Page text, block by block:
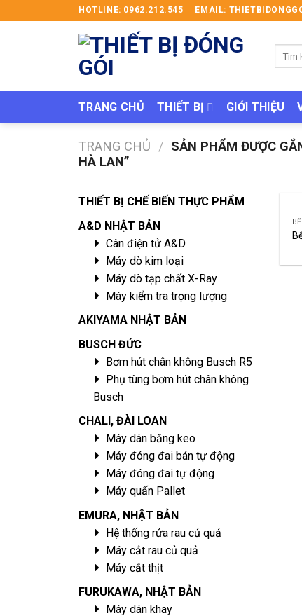
to
HOTLINE: 0962.212.545 EMAIL:
TRANG CHỦ THIẾT BỊ GIỚI THIỆU
TRANG CHỦ / SẢN PHẨM ĐƯỢC
HÀ LAN”
THIẾT BỊ CHẾ BIẾN THỰC PHẨM
A&D NHẬT BẢN
Cân điện tử A&D
Máy dò kim loại
Máy dò tạp chất X-Ray
Máy kiểm tra trọng lượng
AKIYAMA NHẬT BẢN
BUSCH ĐỨC
Bơm hút chân không Busch R5
Phụ tùng bơm hút chân không
Busch
CHALI, ĐÀI LOAN
Máy dán băng keo
Máy đóng đai bán tự động
Máy đóng đai tự động
Máy quấn Pallet
EMURA, NHẬT BẢN
Hệ thống rửa rau củ quả
Máy cắt rau củ quả
Máy cắt thịt
FURUKAWA, NHẬT BẢN
Máy dán khay